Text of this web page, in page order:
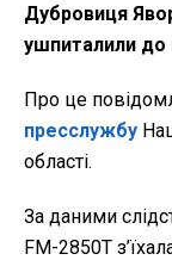
Дубровиця
ушпиталили
Про це
пресслужбу
області.
За даними
FM-2850T